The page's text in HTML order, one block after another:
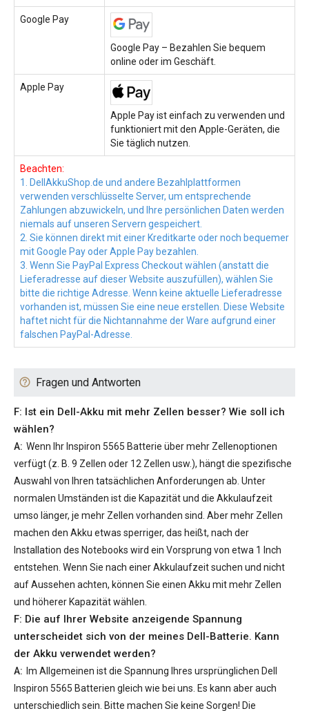
Google Pay
Google Pay – Bezahlen Sie bequem
online oder im Geschäft.
Apple Pay
Apple Pay ist einfach zu verwenden und
funktioniert mit den Apple-Geräten, die
Sie täglich nutzen.
Beachten:
1. DellAkkuShop.de und andere Bezahlplattformen
verwenden verschlüsselte Server, um entsprechende
Zahlungen abzuwickeln, und Ihre persönlichen Daten werden
niemals auf unseren Servern gespeichert.
2. Sie können direkt mit einer Kreditkarte oder noch bequemer
mit Google Pay oder Apple Pay bezahlen.
3. Wenn Sie PayPal Express Checkout wählen (anstatt die
Lieferadresse auf dieser Website auszufüllen), wählen Sie
bitte die richtige Adresse. Wenn keine aktuelle Lieferadresse
vorhanden ist, müssen Sie eine neue erstellen. Diese Website
haftet nicht für die Nichtannahme der Ware aufgrund einer
falschen PayPal-Adresse.
Fragen und Antworten
F: Ist ein Dell-Akku mit mehr Zellen besser? Wie soll ich
wählen?
A: Wenn Ihr Inspiron 5565 Batterie über mehr Zellenoptionen
verfügt (z. B. 9 Zellen oder 12 Zellen usw.), hängt die spezifische
Auswahl von Ihren tatsächlichen Anforderungen ab. Unter
normalen Umständen ist die Kapazität und die Akkulaufzeit
umso länger, je mehr Zellen vorhanden sind. Aber mehr Zellen
machen den Akku etwas sperriger, das heißt, nach der
Installation des Notebooks wird ein Vorsprung von etwa 1 Inch
entstehen. Wenn Sie nach einer Akkulaufzeit suchen und nicht
auf Aussehen achten, können Sie einen Akku mit mehr Zellen
und höherer Kapazität wählen.
F: Die auf Ihrer Website anzeigende Spannung
unterscheidet sich von der meines Dell-Batterie. Kann
der Akku verwendet werden?
A: Im Allgemeinen ist die Spannung Ihres ursprünglichen Dell
Inspiron 5565 Batterien gleich wie bei uns. Es kann aber auch
unterschiedlich sein. Bitte machen Sie keine Sorgen! Die